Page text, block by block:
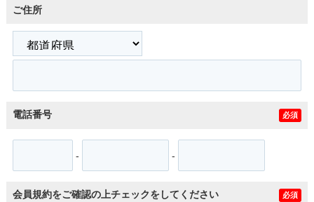
ご住所
電話番号 必須
- -
会員規約をご確認の上チェックをしてください 必須